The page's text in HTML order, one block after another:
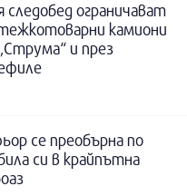
следобед ограничават
камиони
и през
се преобърна по
си в крайпътна